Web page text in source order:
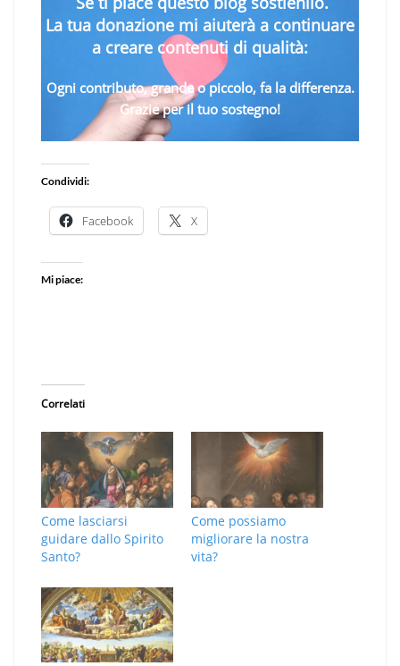
La tua donazione mi aiuterà a continuare
a creare contenuti di qualità:
Ogni contributo, grande o piccolo, fa la differenza.
Grazie per il tuo sostegno!
Condividi:
Facebook X
Mi piace:
Correlati
Come lasciarsi
guidare dallo Spirito
Santo?
Come possiamo
migliorare la nostra
vita?